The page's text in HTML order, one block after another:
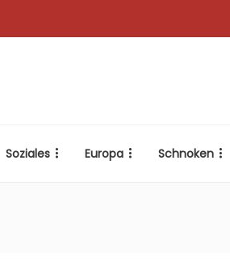
Soziales Europa Schnoken